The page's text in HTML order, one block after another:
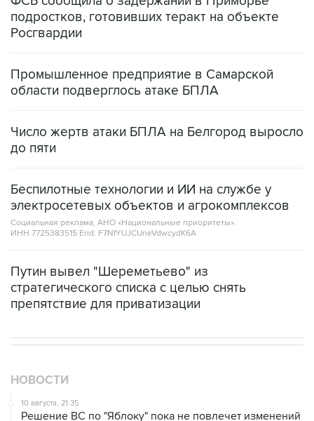
подростков, готовивших теракт на объекте
Росгвардии
Промышленное предприятие в Самарской
области подверглось атаке БПЛА
Число жертв атаки БПЛА на Белгород выросло
до пяти
Беспилотные технологии и ИИ на службе у
электросетевых объектов и агрокомплексов
Социальная реклама, АНО «Национальные приоритеты».
ИНН 7725383515 Erid: F7NfYUJCUneVdwcydK6A
Путин вывел "Шереметьево" из
стратегического списка с целью снять
препятствие для приватизации
НОВОСТИ
10 августа, 21:35
Решение ВС по "Яблоку" пока не повлечет изменений